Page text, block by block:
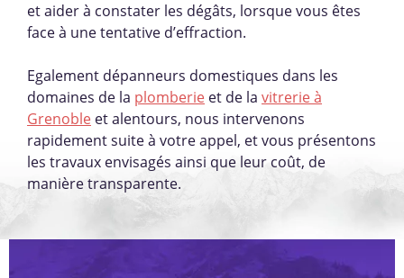
et aider à constater les dégâts, lorsque vous êtes
face à une tentative d’effraction.
Egalement dépanneurs domestiques dans les
domaines de la plomberie et de la vitrerie à
Grenoble et alentours, nous intervenons
rapidement suite à votre appel, et vous présentons
les travaux envisagés ainsi que leur coût, de
manière transparente.